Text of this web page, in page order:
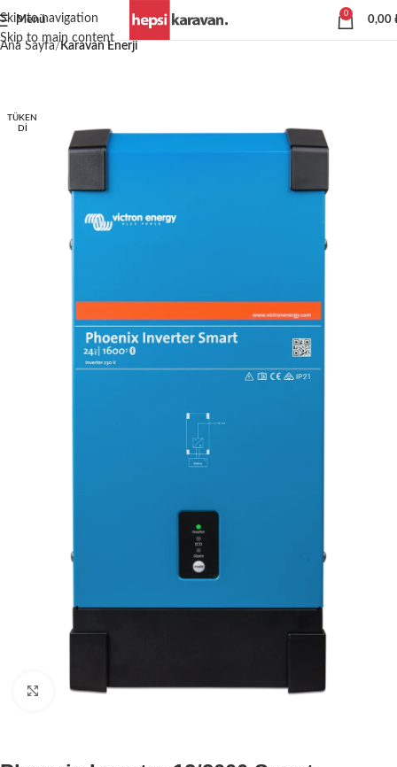
Skip to navigation
Skip to main content
Menü
0
0,00
Ana Sayfa Karavan Enerji
TÜKEN
DI
Büyütmek için tıklayın